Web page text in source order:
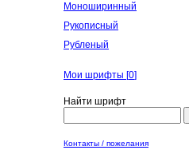
Моноширинный
Рукописный
Рубленый
Мои шрифты [0]
Найти шрифт
Контакты / пожелания